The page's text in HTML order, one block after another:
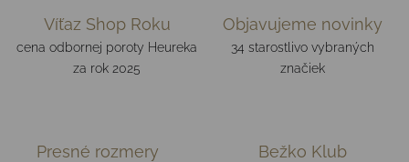
Víťaz Shop Roku
cena odbornej poroty Heureka
za rok 2025
Objavujeme novinky
34 starostlivo vybraných
značiek
Presné rozmery Bežko Klub